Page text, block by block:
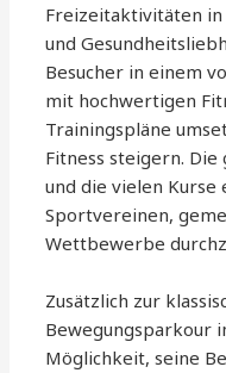
Freizeitaktivitäten
und
Besucher in einem
mit hochwertigen
Trainingspläne
Fitness steigern.
und die vielen Kurse
Sportvereinen,
Wettbewerbe
Zusätzlich zur
Bewegungsparkour
Möglichkeit, seine